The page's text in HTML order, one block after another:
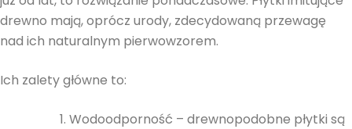
drewno mają, oprócz urody, zdecydowaną przewagę
nad ich naturalnym pierwowzorem.
Ich zalety główne to:
Wodoodporność – drewnopodobne płytki są